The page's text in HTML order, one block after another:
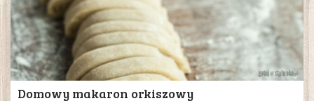
Domowy makaron orkiszowy